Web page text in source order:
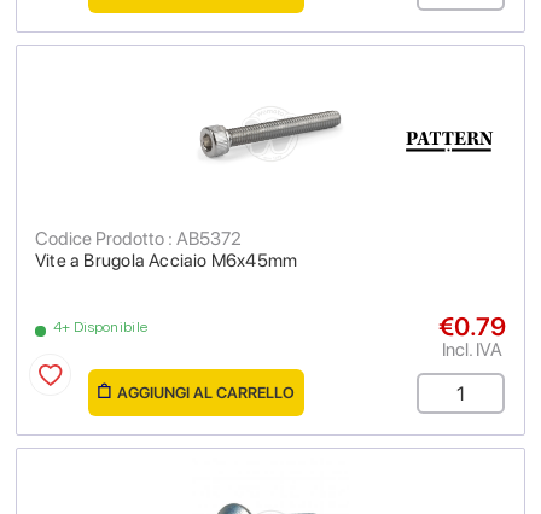
Vite a Brugola Acciaio M6x45mm
Codice Prodotto : AB5372
4+ Disponibile €0.79
Incl. IVA
AGGIUNGI AL CARRELLO